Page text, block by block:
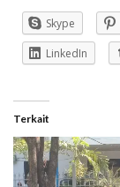
Skype
LinkedIn
Terkait